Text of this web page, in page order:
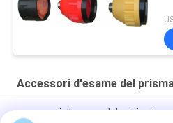
Accessori d'esame del
accessori d'esame del mini